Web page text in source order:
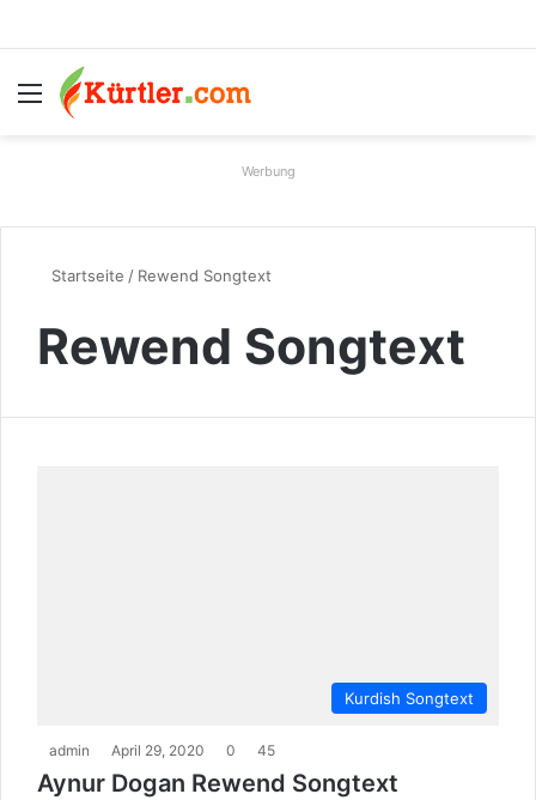
Menü
Werbung
Startseite / Rewend Songtext
Rewend Songtext
Kurdish Songtext
admin April 29, 2020 0 45
Aynur Dogan Rewend Songtext